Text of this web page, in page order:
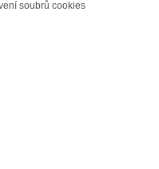
soubrů cookies